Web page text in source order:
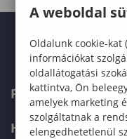
FELVÉTELIZŐKNEK
HALLGATÓKNAK
A weboldal
Oldalunk cookie-kat
információkat
oldallátogatási
kattintva, Ön
amelyek marketing
szolgáltatnak a
elengedhetetlenül